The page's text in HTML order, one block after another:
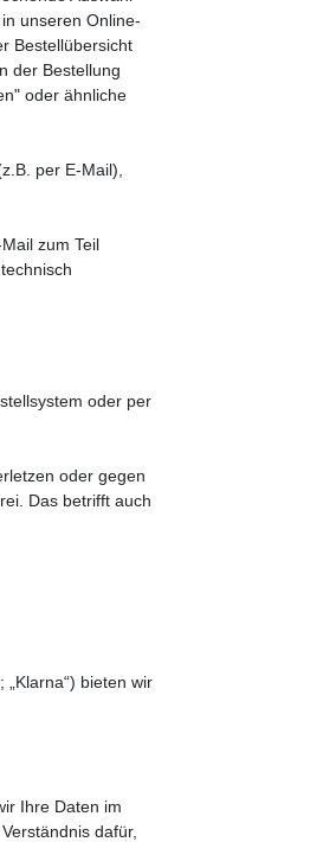
unseren Online-
Bestellübersicht
der Bestellung
oder ähnliche
per E-Mail),
zum Teil
oder per
oder gegen
Das betrifft auch
bieten wir
Ihre Daten im
dafür,